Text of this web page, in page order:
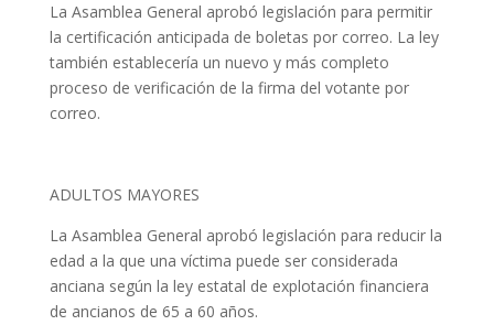
La Asamblea General aprobó legislación para permitir
la certificación anticipada de boletas por correo. La ley
también establecería un nuevo y más completo
proceso de verificación de la firma del votante por
correo.
ADULTOS MAYORES
La Asamblea General aprobó legislación para reducir la
edad a la que una víctima puede ser considerada
anciana según la ley estatal de explotación financiera
de ancianos de 65 a 60 años.